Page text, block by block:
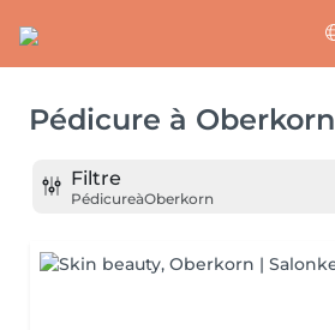
Pédicure à Oberkorn
Filtre
PédicureàOberkorn